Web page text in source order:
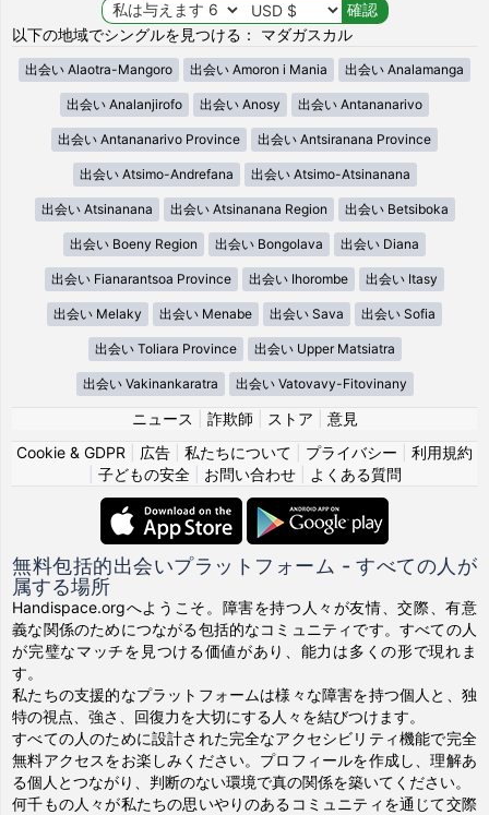
以下の地域でシングルを見つける： マダガスカル
出会い Alaotra-Mangoro 出会い Amoron i Mania 出会い Analamanga
出会い Analanjirofo 出会い Anosy 出会い Antananarivo
出会い Antananarivo Province 出会い Antsiranana Province
出会い Atsimo-Andrefana 出会い Atsimo-Atsinanana
出会い Atsinanana 出会い Atsinanana Region 出会い Betsiboka
出会い Boeny Region 出会い Bongolava 出会い Diana
出会い Fianarantsoa Province 出会い Ihorombe 出会い Itasy
出会い Melaky 出会い Menabe 出会い Sava 出会い Sofia
出会い Toliara Province 出会い Upper Matsiatra
出会い Vakinankaratra 出会い Vatovavy-Fitovinany
ニュース 詐欺師 ストア
意見
Cookie & GDPR
広告 私たちについて プライバシー
利用規約
子どもの安全| お問い合わせ| よくある質問
無料包括的出会いプラットフォーム - すべての人が
属する場所
Handispace.orgへようこそ。障害を持つ人々が友情、交際、有意
義な関係のためにつながる包括的なコミュニティです。すべての人
が完璧なマッチを見つける価値があり、能力は多くの形で現れま
す。
私たちの支援的なプラットフォームは様々な障害を持つ個人と、独
特の視点、強さ、回復力を大切にする人々を結びつけます。
すべての人のために設計された完全なアクセシビリティ機能で完全
無料アクセスをお楽しみください。プロフィールを作成し、理解あ
る個人とつながり、判断のない環境で真の関係を築いてください。
何千もの人々が私たちの思いやりのあるコミュニティを通じて交際